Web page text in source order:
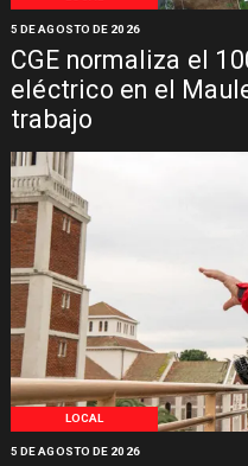
CGE normaliza el
eléctrico en el
trabajo
5 DE AGOSTO DE 2026
LOCAL
5 DE AGOSTO DE 2026